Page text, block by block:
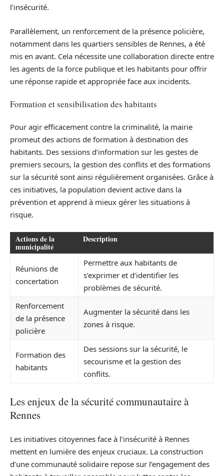
l’insécurité.
Parallèlement, un renforcement de la présence policière,
notamment dans les quartiers sensibles de Rennes, a été
mis en avant. Cela nécessite une collaboration directe entre
les agents de la force publique et les habitants pour offrir
une réponse rapide et appropriée face aux incidents.
Formation et sensibilisation des habitants
Pour agir efficacement contre la criminalité, la mairie
promeut des actions de formation à destination des
habitants. Des sessions d’information sur les gestes de
premiers secours, la gestion des conflits et des formations
sur la sécurité sont ainsi régulièrement organisées. Grâce à
ces initiatives, la population devient active dans la
prévention et apprend à mieux gérer les situations à
risque.
Actions de la
municipalité
Description
Réunions de
concertation
Permettre aux habitants de
s’exprimer et d’identifier les
problèmes de sécurité.
Renforcement
de la présence
policière
Augmenter la sécurité dans les
zones à risque.
Formation des
habitants
Des sessions sur la sécurité, le
secourisme et la gestion des
conflits.
Les enjeux de la sécurité communautaire à
Rennes
Les initiatives citoyennes face à l’insécurité à Rennes
mettent en lumière des enjeux cruciaux. La construction
d’une communauté solidaire repose sur l’engagement des